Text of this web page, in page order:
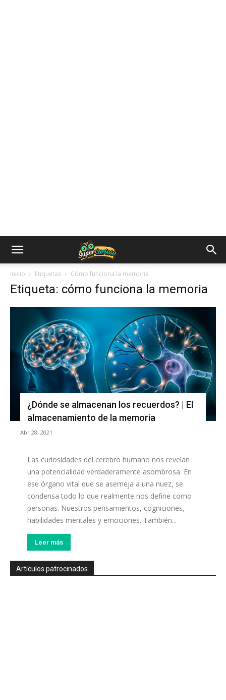
Inicio Etiquetas Cómo funciona la memoria
Etiqueta: cómo funciona la memoria
¿Dónde se almacenan los recuerdos? | El
almacenamiento de la memoria
Abr 28, 2021
Las curiosidades del cerebro humano nos revelan
una potencialidad verdaderamente asombrosa. En
ese órgano vital que se asemeja a una nuez, se
condensa todo lo que realmente nos define como
personas. Nuestros pensamientos, cogniciones,
habilidades mentales y emociones. También...
Leer más
Artículos patrocinados